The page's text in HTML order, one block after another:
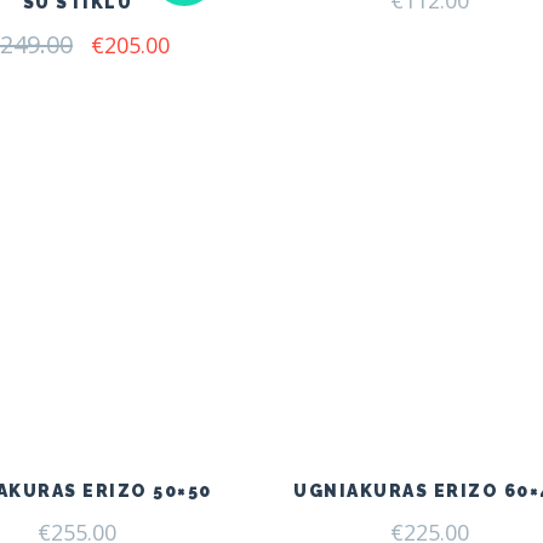
249.00 Original
€205.00Current
ERIZO 50×50
€255.00
UGNIAKURAS ERIZO
€225.00